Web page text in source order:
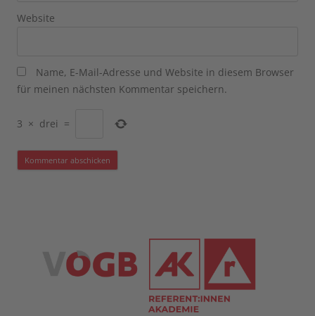
Website
Name, E-Mail-Adresse und Website in diesem Browser
für meinen nächsten Kommentar speichern.
3 × drei =